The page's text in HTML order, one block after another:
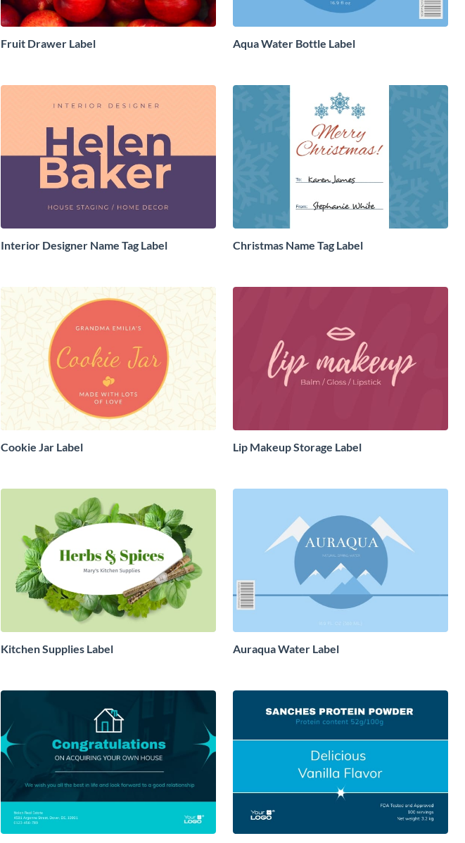
Fruit Drawer Label Aqua Water Bottle Label
Interior Designer Name Tag Label Christmas Name Tag Label
Cookie Jar Label Lip Makeup Storage Label
Kitchen Supplies Label Auraqua Water Label